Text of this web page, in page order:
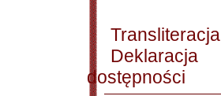
Transliteracja
Deklaracja
dostępności